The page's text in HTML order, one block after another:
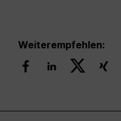
Weiterempfehlen: